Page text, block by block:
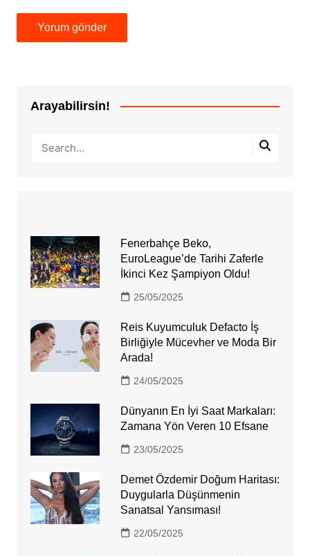
Arayabilirsin!
Fenerbahçe Beko,
EuroLeague’de Tarihi Zaferle
İkinci Kez Şampiyon Oldu!
25/05/2025
Reis Kuyumculuk Defacto İş
Birliğiyle Mücevher ve Moda Bir
Arada!
24/05/2025
Dünyanın En İyi Saat Markaları:
Zamana Yön Veren 10 Efsane
23/05/2025
Demet Özdemir Doğum Haritası:
Duygularla Düşünmenin
Sanatsal Yansıması!
22/05/2025